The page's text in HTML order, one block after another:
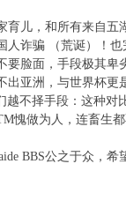
儿，和所有来自五
诈骗 （荒诞）！
脸面，手段极其卑
亚洲，与世界杯更
越不择手段：这种对
愧做为人，连畜生都
BBS公之于众，